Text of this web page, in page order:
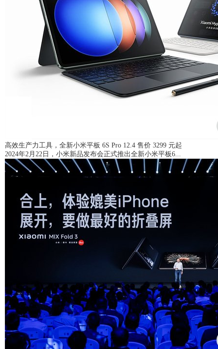
高效生产力工具，全新小米平板 6S Pro 12.4 售价 3299 元起
2024年2月22日，小米新品发布会正式推出全新小米平板6...